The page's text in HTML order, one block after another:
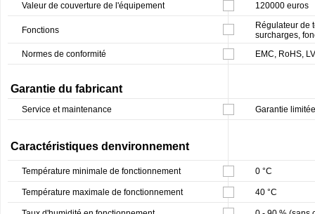
Valeur de couverture de l'équipement 120000 euros
Fonctions
Régulateur de
surcharges,
Normes de conformité
EMC, RoHS,
Garantie du fabricant
Service et maintenance Garantie
Caractéristiques denvironnement
Température minimale de fonctionnement 0 °C
Température maximale de fonctionnement 40 °C